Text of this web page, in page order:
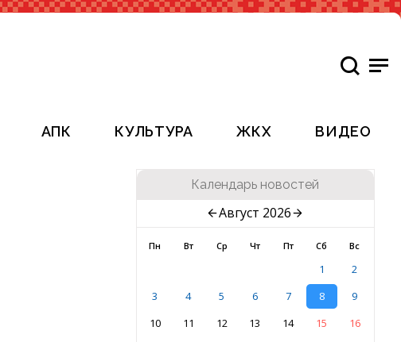
АПК КУЛЬТУРА ЖКХ ВИДЕО
Календарь новостей
Август 2026
Пн Вт Ср Чт Пт Сб Вс
1
2
3
4 5 6 7 8
9
10
11 12 13 14 15
16